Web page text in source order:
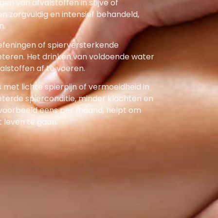
van afvalstoffen in stijve of
zorgvuldig en intensief behandeld,
of spierversterkende
Het drinken van voldoende water
af te voeren.
lichte spierpijn of vermoeidheid in
spierconditie, minder klachten en
eens per maand, helpt om
te gaan.